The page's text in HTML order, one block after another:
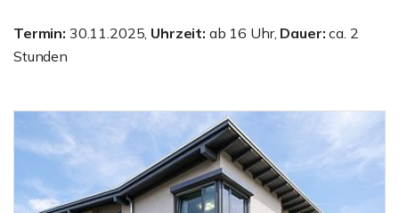
Termin: 30.11.2025, Uhrzeit: ab 16 Uhr, Dauer: ca. 2
Stunden